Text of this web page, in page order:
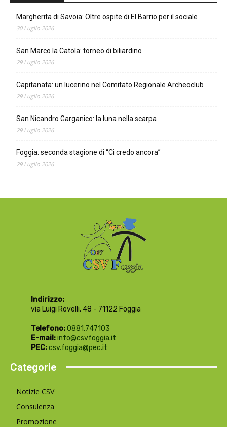
Margherita di Savoia: Oltre ospite di El Barrio per il sociale
30 Luglio 2026
San Marco la Catola: torneo di biliardino
29 Luglio 2026
Capitanata: un lucerino nel Comitato Regionale Archeoclub
29 Luglio 2026
San Nicandro Garganico: la luna nella scarpa
29 Luglio 2026
Foggia: seconda stagione di “Ci credo ancora”
29 Luglio 2026
Indirizzo:
via Luigi Rovelli, 48 - 71122 Foggia
Telefono:0881.747103
E-mail:info@csvfoggia.it
PEC:csv.foggia@pec.it
Categorie
Notizie CSV
Consulenza
Promozione